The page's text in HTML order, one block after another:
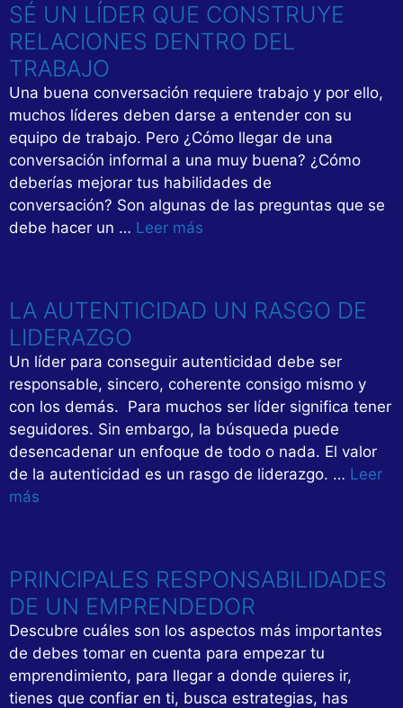
SÉ UN LÍDER QUE CONSTRUYE
RELACIONES DENTRO DEL
TRABAJO
Una buena conversación requiere trabajo y por ello,
muchos líderes deben darse a entender con su
equipo de trabajo. Pero ¿Cómo llegar de una
conversación informal a una muy buena? ¿Cómo
deberías mejorar tus habilidades de
conversación? Son algunas de las preguntas que se
debe hacer un … Leer más
LA AUTENTICIDAD UN RASGO DE
LIDERAZGO
Un líder para conseguir autenticidad debe ser
responsable, sincero, coherente consigo mismo y
con los demás. Para muchos ser líder significa tener
seguidores. Sin embargo, la búsqueda puede
desencadenar un enfoque de todo o nada. El valor
de la autenticidad es un rasgo de liderazgo. … Leer
más
PRINCIPALES RESPONSABILIDADES
DE UN EMPRENDEDOR
Descubre cuáles son los aspectos más importantes
de debes tomar en cuenta para empezar tu
emprendimiento, para llegar a donde quieres ir,
tienes que confiar en ti, busca estrategias, has